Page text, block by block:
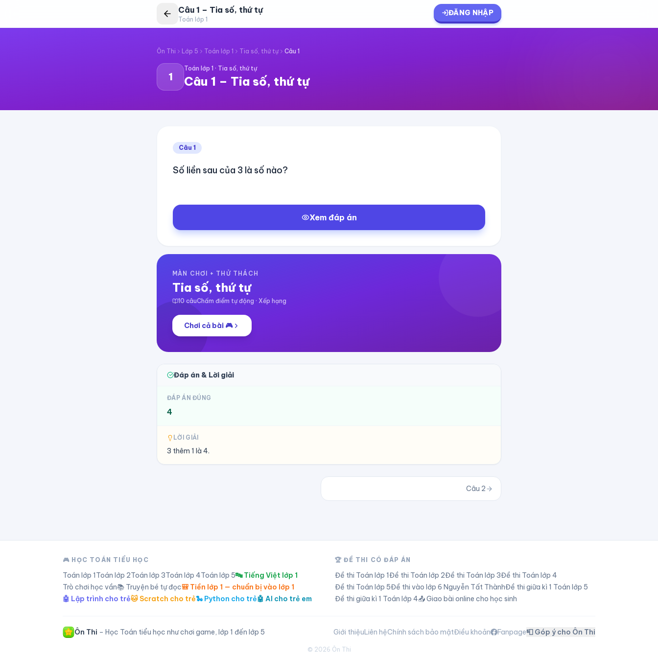
Câu 1 – Tia số, thứ tự
Toán lớp 1
ĐĂNG NHẬP
Ôn Thi Lớp 5 Toán lớp 1 Tia số, thứ tự Câu 1
1
Toán lớp 1 · Tia số, thứ tự
Câu 1 – Tia số, thứ tự
Câu 1
Số liền sau của 3 là số nào?
Xem đáp án
MÀN CHƠI + THỬ THÁCH
Tia số, thứ tự
10câuChấm điểm tự động · Xếp hạng
Chơi cả bài 🎮
Đáp án & Lời giải
ĐÁP ÁN ĐÚNG
4
LỜI GIẢI
3 thêm 1 là 4.
Câu 2
🎮 HỌC TOÁN TIỂU HỌC
Toán lớp 1Toán lớp 2Toán lớp 3Toán lớp 4Toán lớp 5🔤 Tiếng Việt lớp 1
Trò chơi học vần📚 Truyện bé tự đọc🎒 Tiền lớp 1 — chuẩn bị vào lớp 1
🤖 Lập trình cho trẻ🐱 Scratch cho trẻ🐍 Python cho trẻ🤖 AI cho trẻ em
🏆 ĐỀ THI CÓ ĐÁP ÁN
Đề thi Toán lớp 1Đề thi Toán lớp 2Đề thi Toán lớp 3Đề thi Toán lớp 4
Đề thi Toán lớp 5Đề thi vào lớp 6 Nguyễn Tất ThànhĐề thi giữa kì 1 Toán lớp 5
Đề thi giữa kì 1 Toán lớp 4📤 Giao bài online cho học sinh
Ôn Thi – Học Toán tiểu học như chơi game, lớp 1 đến lớp 5 Giới thiệuLiên hệChính sách bảo mậtĐiều khoản Fanpage📮 Góp ý cho Ôn Thi
© 2026 Ôn Thi